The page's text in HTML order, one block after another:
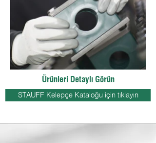
Ürünleri Detaylı Görün
STAUFF Kelepçe Kataloğu için tıklayın